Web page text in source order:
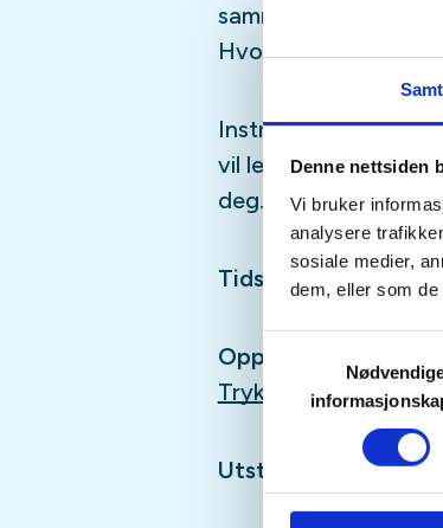
Denne nettsiden
Vi bruker
analysere
sosiale medier,
dem, eller som
sammen med de
Hvor tøff treningen
Instruktøren har
vil legge til rette for
deg.
Tidspunkt: Tirsdager
Oppmøte:
Trykk her for kartlink
Utstyr: Treningstøy